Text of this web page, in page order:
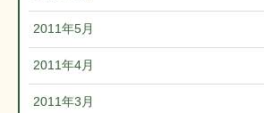
2011年5月
2011年4月
2011年3月